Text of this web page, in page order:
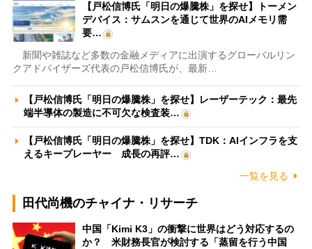
【戸松信博氏「明日の爆騰株」を探せ】トーメン
デバイス：サムスンを通じて世界のAIメモリ需
要…
新聞や雑誌など多数の金融メディアに出演するグローバルリン
クアドバイザーズ代表の戸松信博氏が、最新…
【戸松信博氏「明日の爆騰株」を探せ】レーザーテック：最先
端半導体の製造に不可欠な検査装…
【戸松信博氏「明日の爆騰株」を探せ】TDK：AIインフラを支
えるキープレーヤー 成長の再評…
一覧を見る
田代尚機のチャイナ・リサーチ
中国「Kimi K3」の衝撃に世界はどう対応するの
か？ 米財務長官が検討する「蒸留を行う中国